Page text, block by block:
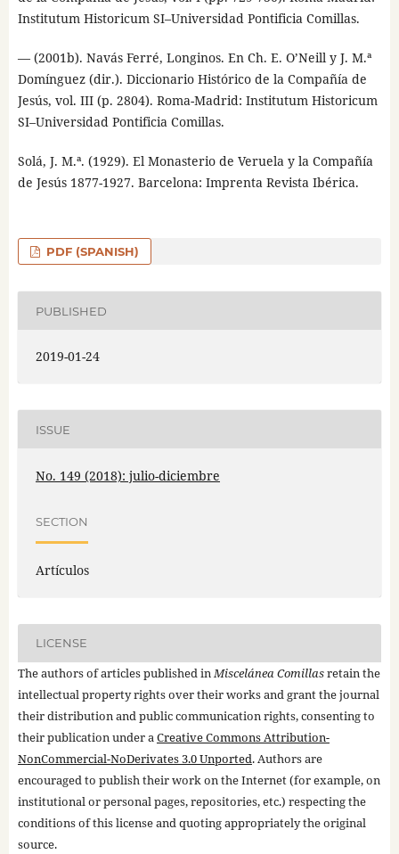
Institutum Historicum SI–Universidad Pontificia Comillas.
— (2001b). Navás Ferré, Longinos. En Ch. E. O’Neill y J. M.ª
Domínguez (dir.). Diccionario Histórico de la Compañía de
Jesús, vol. III (p. 2804). Roma-Madrid: Institutum Historicum
SI–Universidad Pontificia Comillas.
Solá, J. M.ª. (1929). El Monasterio de Veruela y la Compañía
de Jesús 1877-1927. Barcelona: Imprenta Revista Ibérica.
PDF (SPANISH)
PUBLISHED
2019-01-24
ISSUE
No. 149 (2018): julio-diciembre
SECTION
Artículos
LICENSE
The authors of articles published in Miscelánea Comillasretain the
intellectual property rights over their works and grant the journal
their distribution and public communication rights, consenting to
their publication under a Creative Commons Attribution-
NonCommercial-NoDerivates 3.0 Unported. Authors are
encouraged to publish their work on the Internet (for example, on
institutional or personal pages, repositories, etc.) respecting the
conditions of this license and quoting appropriately the original
source.